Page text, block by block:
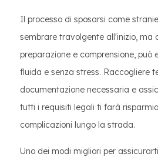
Il processo di sposarsi come
sembrare travolgente all'inizio, ma
preparazione e comprensione, può
fluida e senza stress. Raccogliere
documentazione necessaria e
tutti i requisiti legali ti farà
complicazioni lungo la strada.
Uno dei modi migliori per